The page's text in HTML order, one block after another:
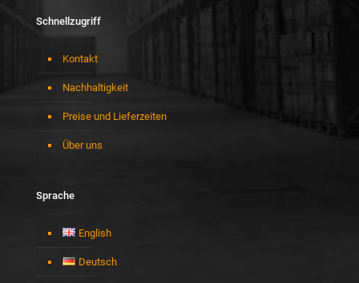
Schnellzugriff
Kontakt
Nachhaltigkeit
Preise und Lieferzeiten
Über uns
Sprache
English
Deutsch